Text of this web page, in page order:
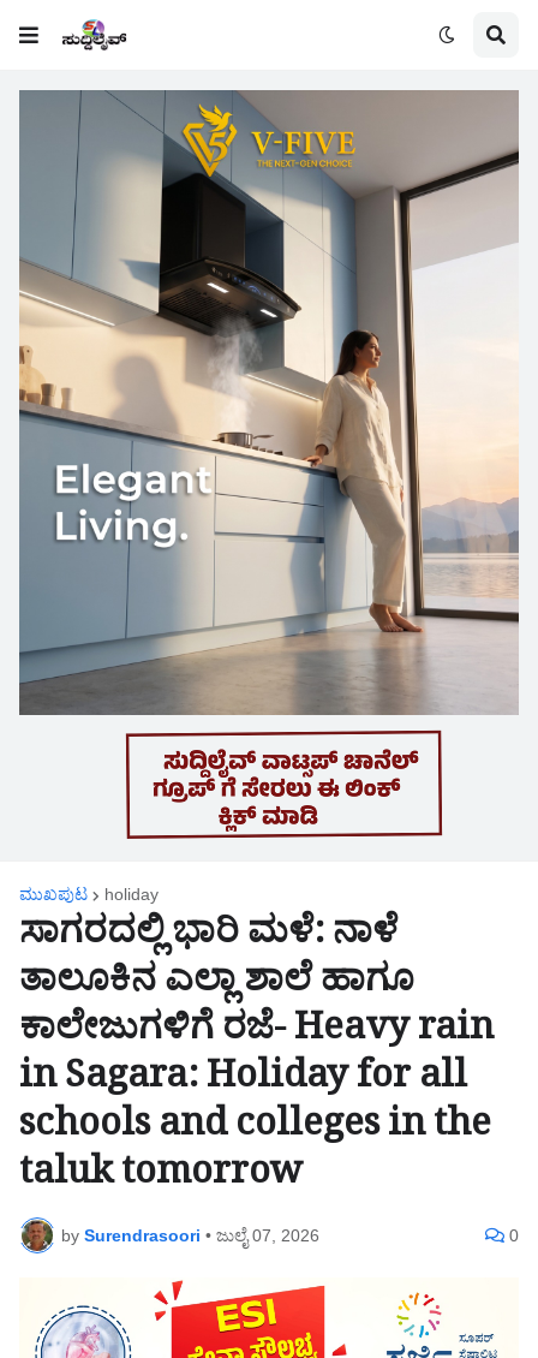
ಮುಖಪುಟ holiday
ಸಾಗರದಲ್ಲಿ ಭಾರಿ ಮಳೆ: ನಾಳೆ
ತಾಲೂಕಿನ ಎಲ್ಲಾ ಶಾಲೆ ಹಾಗೂ
ಕಾಲೇಜುಗಳಿಗೆ ರಜೆ- Heavy rain
in Sagara: Holiday for all
schools and colleges in the
taluk tomorrow
by Surendrasoori • ಜುಲೈ 07, 2026 0